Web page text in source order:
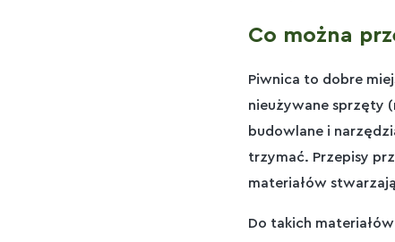
Co można
Piwnica to dobre
nieużywane sprzęty
budowlane i
trzymać. Przepisy
materiałów
Do takich